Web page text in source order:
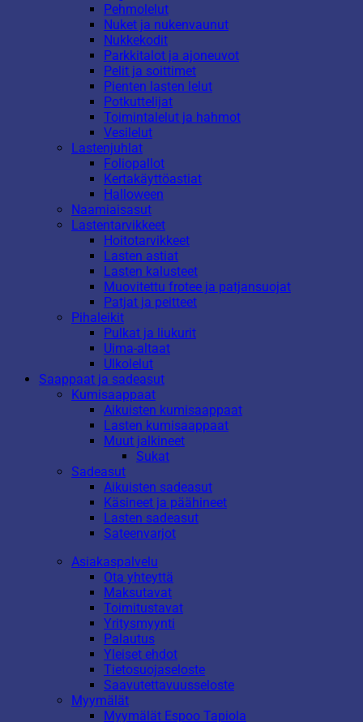
Pehmolelut
Nuket ja nukenvaunut
Nukkekodit
Parkkitalot ja ajoneuvot
Pelit ja soittimet
Pienten lasten lelut
Potkuttelijat
Toimintalelut ja hahmot
Vesilelut
Lastenjuhlat
Foliopallot
Kertakäyttöastiat
Halloween
Naamiaisasut
Lastentarvikkeet
Hoitotarvikkeet
Lasten astiat
Lasten kalusteet
Muovitettu frotee ja patjansuojat
Patjat ja peitteet
Pihaleikit
Pulkat ja liukurit
Uima-altaat
Ulkolelut
Saappaat ja sadeasut
Kumisaappaat
Aikuisten kumisaappaat
Lasten kumisaappaat
Muut jalkineet
Sukat
Sadeasut
Aikuisten sadeasut
Käsineet ja päähineet
Lasten sadeasut
Sateenvarjot
Asiakaspalvelu
Ota yhteyttä
Maksutavat
Toimitustavat
Yritysmyynti
Palautus
Yleiset ehdot
Tietosuojaseloste
Saavutettavuusseloste
Myymälät
Myymälät Espoo Tapiola